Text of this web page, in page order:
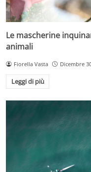
Le mascherine
animali
Fiorella Vasta Dicembre
Leggi di più